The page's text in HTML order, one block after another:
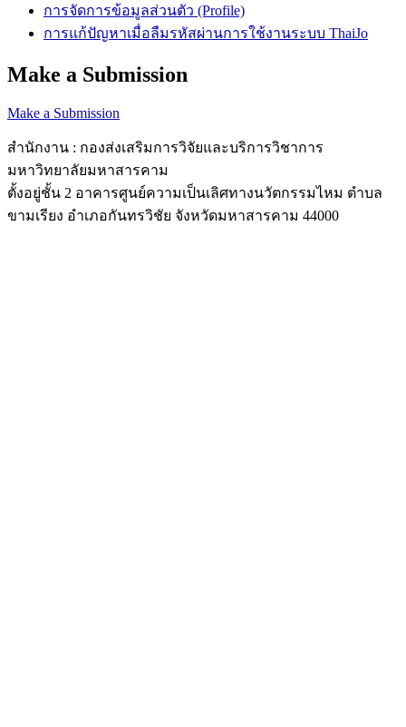
การจัดการข้อมูลส่วนตัว (Profile)
การแก้ปัญหาเมื่อลืมรหัสผ่านการใช้งานระบบ ThaiJo
Make a Submission
Make a Submission
สำนักงาน : กองส่งเสริมการวิจัยและบริการวิชาการ
มหาวิทยาลัยมหาสารคาม
ตั้งอยู่ชั้น 2 อาคารศูนย์ความเป็นเลิศทางนวัตกรรมไหม ตำบล
ขามเรียง อำเภอกันทรวิชัย จังหวัดมหาสารคาม 44000